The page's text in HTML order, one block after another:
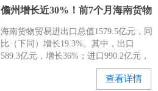
儋州增长近30%！前7个月海南货物
贸易进出口总值亮眼→
海南货物贸易进出口总值1579.5亿元，同
比（下同）增长19.3%。其中，出口
589.3亿元，增长36%；进口990.2亿元，
增长11.2%。儋州市支撑作用明显。前7
个月，儋州（含洋浦）进出口762.5亿元
查看详情